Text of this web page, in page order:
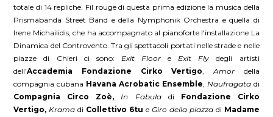
totale di 14 repliche. Fil rouge di questa prima edizione la musica della
Prismabanda Street Band e della Nymphonik Orchestra e quella di
Irene Michailidis, che ha accompagnato al pianoforte l'installazione La
Dinamica del Controvento. Tra gli spettacoli portati nelle strade e nelle
piazze di Chieri ci sono: Exit Floor eExit Fly degli artisti
dell’Accademia Fondazione Cirko Vertigo,Amordella
compagnia cubana Havana Acrobatic Ensemble, Naufragatadi
Compagnia Circo Zoè,In Fabula di Fondazione Cirko
Vertigo,Kramadi Collettivo 6tu e Giro della piazzadi Madame